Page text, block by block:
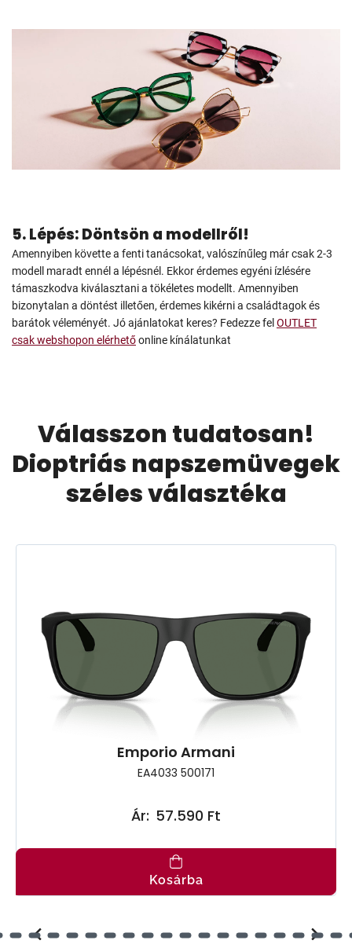
5. Lépés: Döntsön a modellről!
Amennyiben követte a fenti tanácsokat, valószínűleg már csak 2-3
modell maradt ennél a lépésnél. Ekkor érdemes egyéni ízlésére
támaszkodva kiválasztani a tökéletes modellt. Amennyiben
bizonytalan a döntést illetően, érdemes kikérni a családtagok és
barátok véleményét. Jó ajánlatokat keres? Fedezze fel OUTLET
csak webshopon elérhetőonline kínálatunkat
Válasszon tudatosan!
Dioptriás napszemüvegek
széles választéka
Emporio Armani
EA4033 500171
Ár: 57.590 Ft
Kosárba